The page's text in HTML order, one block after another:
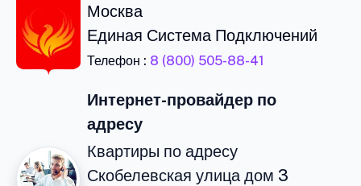
Москва
Единая Система Подключений
Телефон : 8 (800) 505-88-41
Интернет-провайдер по
адресу
Квартиры по адресу
Скобелевская улица дом 3